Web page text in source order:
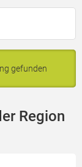
gefunden
Region